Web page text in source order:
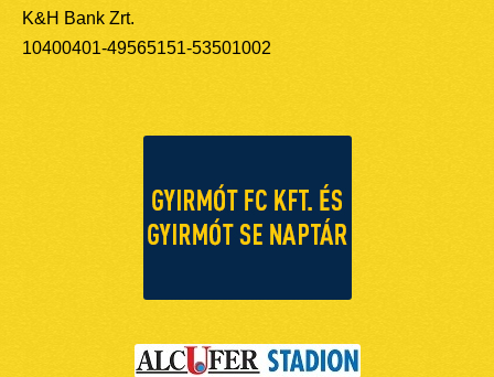
K&H Bank Zrt.
10400401-49565151-53501002